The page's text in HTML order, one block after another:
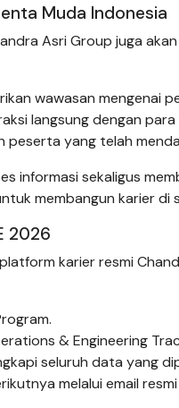
Muda Indonesia
Asri Group juga
wawasan mengenai
langsung dengan
yang telah
informasi sekaligus
membangun karier di
2026
karier resmi
& Engineering
seluruh data yang
melalui email